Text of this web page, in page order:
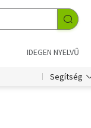
IDEGEN NYELVŰ
Segítség